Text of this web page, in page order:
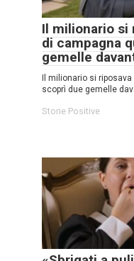
Il milionario si
di campagna
gemelle
Il milionario si
scoprì due gemelle
Storie Positive